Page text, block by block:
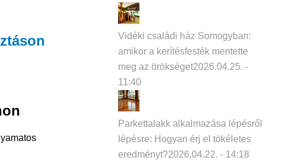
Vidéki családi ház Somogyban:
amikor a kerítésfesték mentette
meg az örökséget2026.04.25. -
11:40
Parkettalakk alkalmazása lépésről
lépésre: Hogyan érj el tökéletes
eredményt?2026.04.22. - 14:18